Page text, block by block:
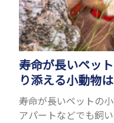
寿命が長いペッ
り添える小動物
寿命が長いペットの
アパートなどでも飼